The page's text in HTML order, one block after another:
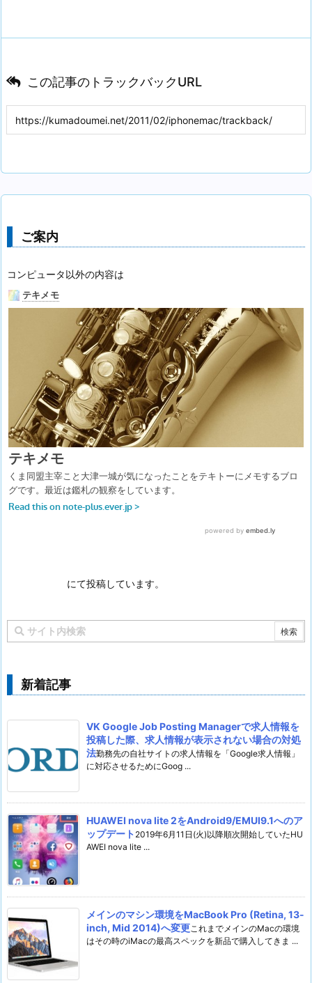
この記事のトラックバックURL
ご案内
コンピュータ以外の内容は
にて投稿しています。
新着記事
VK Google Job Posting Managerで求人情報を
投稿した際、求人情報が表示されない場合の対処
法勤務先の自社サイトの求人情報を「Google求人情報」
に対応させるためにGoog ...
HUAWEI nova lite 2をAndroid9/EMUI9.1へのア
ップデート 2019年6月11日(火)以降順次開始していたHU
AWEI nova lite ...
メインのマシン環境をMacBook Pro (Retina, 13-
inch, Mid 2014)へ変更 これまでメインのMacの環境
はその時のiMacの最高スペックを新品で購入してきま ...